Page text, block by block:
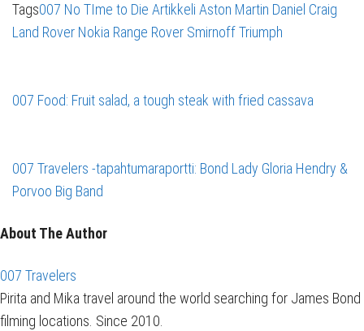
Tags007 No TIme to Die Artikkeli Aston Martin Daniel Craig
Land Rover Nokia Range Rover SmirnoffTriumph
007 Food: Fruit salad, a tough steak with fried cassava
007 Travelers -tapahtumaraportti: Bond Lady Gloria Hendry &
Porvoo Big Band
About The Author
007 Travelers
Pirita and Mika travel around the world searching for James Bond
filming locations. Since 2010.